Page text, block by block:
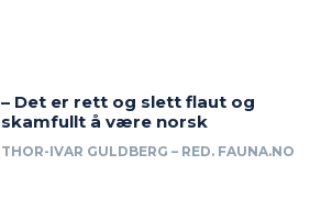
– Det er rett og slett flaut og
skamfullt å være norsk
THOR-IVAR GULDBERG – RED. FAUNA.NO